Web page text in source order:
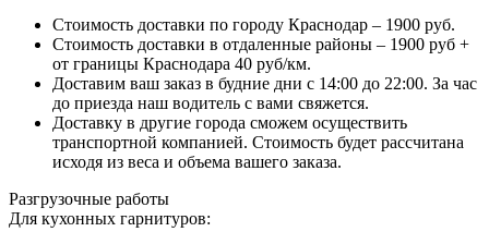
Стоимость доставки по городу Краснодар – 1900 руб.
Стоимость доставки в отдаленные районы – 1900 руб +
от границы Краснодара 40 руб/км.
Доставим ваш заказ в будние дни с 14:00 до 22:00. За час
до приезда наш водитель с вами свяжется.
Доставку в другие города сможем осуществить
транспортной компанией. Стоимость будет рассчитана
исходя из веса и объема вашего заказа.
Разгрузочные работы
Для кухонных гарнитуров: